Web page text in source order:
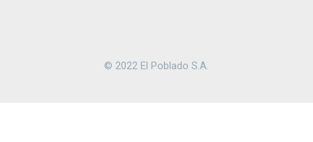
© 2022 El Poblado S.A.